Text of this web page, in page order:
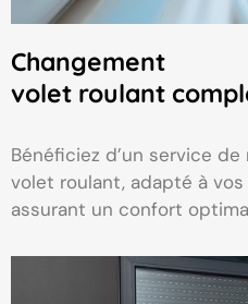
Changement
volet roulant
Bénéficiez d’un service
volet roulant, adapté à
assurant un confort